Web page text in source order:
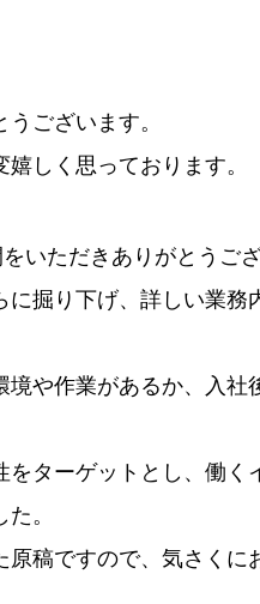
ございます。
しく思っております。
いただきありがとうござ
掘り下げ、詳しい業
や作業があるか、入
ターゲットとし、働
。
稿ですので、気さく